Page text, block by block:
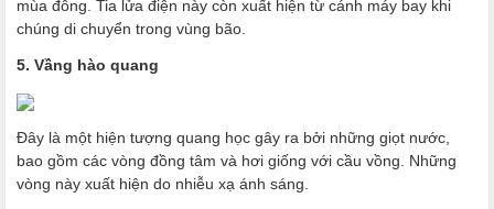
mùa đông. Tia lửa điện này còn xuất hiện từ cánh máy bay khi
chúng di chuyển trong vùng bão.
5. Vầng hào quang
Đây là một hiện tượng quang học gây ra bởi những giọt nước,
bao gồm các vòng đồng tâm và hơi giống với cầu vồng. Những
vòng này xuất hiện do nhiễu xạ ánh sáng.